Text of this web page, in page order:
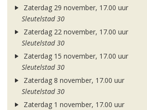
Zaterdag 29 november, 17.00 uur
Sleutelstad 30
Zaterdag 22 november, 17.00 uur
Sleutelstad 30
Zaterdag 15 november, 17.00 uur
Sleutelstad 30
Zaterdag 8 november, 17.00 uur
Sleutelstad 30
Zaterdag 1 november, 17.00 uur